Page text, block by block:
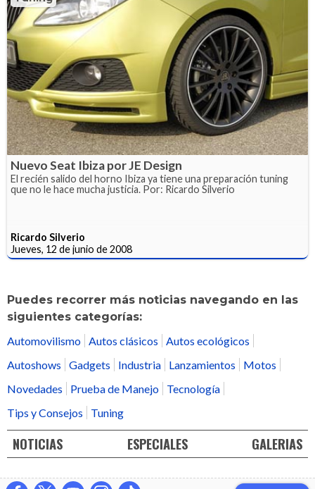
Nuevo Seat Ibiza por JE Design
El recién salido del horno Ibiza ya tiene una preparación tuning
que no le hace mucha justicia. Por: Ricardo Silverio
Ricardo Silverio
Jueves, 12 de junio de 2008
Puedes recorrer más noticias navegando en las
siguientes categorías:
Automovilismo
Autos clásicos
Autos ecológicos
Autoshows
Gadgets Industria Lanzamientos
Motos
Novedades
Prueba de Manejo
Tecnología
Tips y Consejos
Tuning
NOTICIAS ESPECIALES GALERIAS